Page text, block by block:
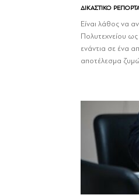
ΔΙΚΑΣΤΙΚΟ
Είναι λάθος να
Πολυτεχνείου
ενάντια σε ένα
αποτέλεσμα